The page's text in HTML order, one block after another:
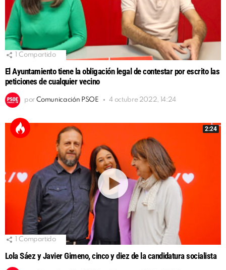
Compartido
El Ayuntamiento tiene la obligación legal de contestar por escrito las
peticiones de cualquier vecino
por Comunicación PSOE 4 octubre 2022, 14:24
2:24
Compartido
Lola Sáez y Javier Gimeno, cinco y diez de la candidatura socialista